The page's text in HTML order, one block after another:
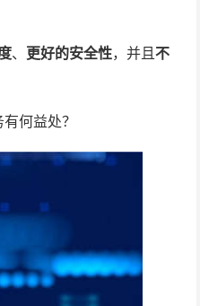
、 更好的安全性，并且不
何益处？